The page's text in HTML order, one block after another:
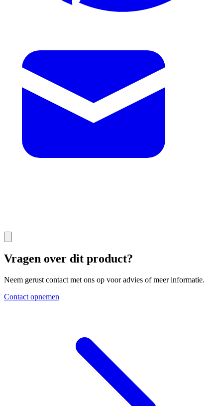
Vragen over dit product?
Neem gerust contact met ons op voor advies of meer informatie.
Contact opnemen